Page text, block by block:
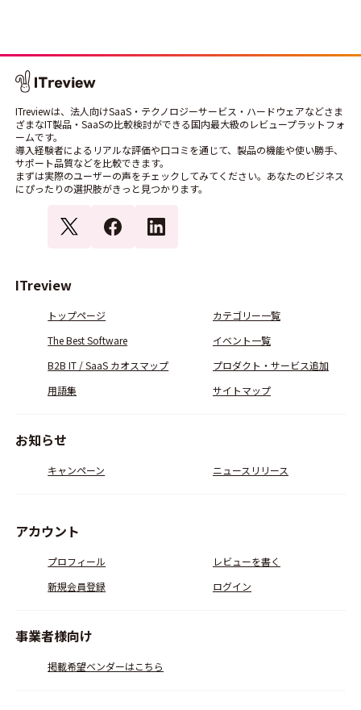
ITreviewは、法人向けSaaS・テクノロジーサービス・ハードウェアなどさま
ざまなIT製品・SaaSの比較検討ができる国内最大級のレビュープラットフォ
ームです。
導入経験者によるリアルな評価や口コミを通じて、製品の機能や使い勝手、
サポート品質などを比較できます。
まずは実際のユーザーの声をチェックしてみてください。あなたのビジネス
にぴったりの選択肢がきっと見つかります。
ITreview
トップページ
カテゴリー一覧
The Best Software
イベント一覧
B2B IT / SaaS カオスマップ
プロダクト・サービス追加
用語集
サイトマップ
お知らせ
キャンペーン ニュースリリース
アカウント
プロフィール
レビューを書く
新規会員登録
ログイン
事業者様向け
掲載希望ベンダーはこちら